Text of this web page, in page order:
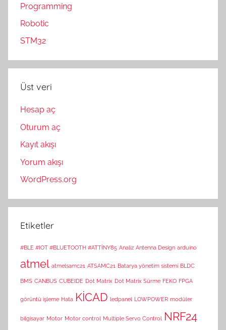
Programming
Robotic
STM32
Üst veri
Hesap aç
Oturum aç
Kayıt akışı
Yorum akışı
WordPress.org
Etiketler
#BLE #IOT #BLUETOOTH #ATTİNY85 Analiz Antenna Design arduino
atmel atmelsamc21 ATSAMC21 Batarya yönetim sistemi BLDC
BMS CANBUS CUBEIDE Dot Matrix Dot Matrix Sürme FEKO FPGA
görüntü işleme Hata KİCAD ledpanel LOWPOWER modüler
bilgisayar Motor Motor control Multiple Servo Control NRF24